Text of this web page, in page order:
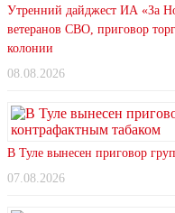
Утренний дайджест ИА «За
ветеранов СВО, приговор
колонии
08.08.2026
В Туле вынесен приговор
07.08.2026